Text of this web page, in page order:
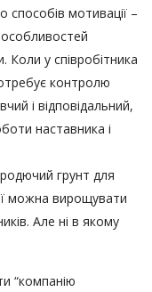
мотивації –
Коли у співробітника
контролю
і відповідальний,
наставника і
грунт для
можна вирощувати
Але ні в якому
“компанію